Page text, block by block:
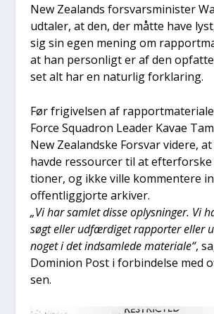
New Zealands for­svars­mi­ni­ster
udta­ler, at den, der måt­te have
sig sin egen mening om
at han per­son­ligt er af den
set alt har en natur­lig for­kla­ring.
Før fri­gi­vel­sen af
For­ce Squadron Lea­der Kavae
New Zealand­ske For­svar vide­re,
hav­de res­sour­cer til at
tio­ner, og ikke vil­le kom­men­te­re
offent­lig­gjor­te arki­ver.
„Vi har sam­let dis­se oplys­nin­ger. Vi
søgt eller udfær­di­get rap­por­ter eller
noget i det ind­sam­le­de mate­ri­a­le“,
Domi­ni­on Post i for­bin­del­se med
sen.